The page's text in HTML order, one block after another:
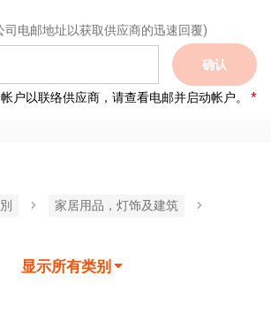
司电邮地址以获取供应商的迅速回覆)
确认
户以联络供应商，请查看电邮并启动帐户。
家居用品，灯饰及建筑
显示所有类别